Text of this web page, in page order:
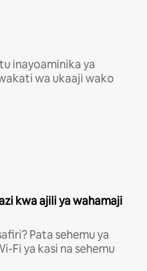
inayoaminika ya
wa ukaaji wako
kwa ajili ya wahamaji
Pata sehemu ya
Fi ya kasi na sehemu